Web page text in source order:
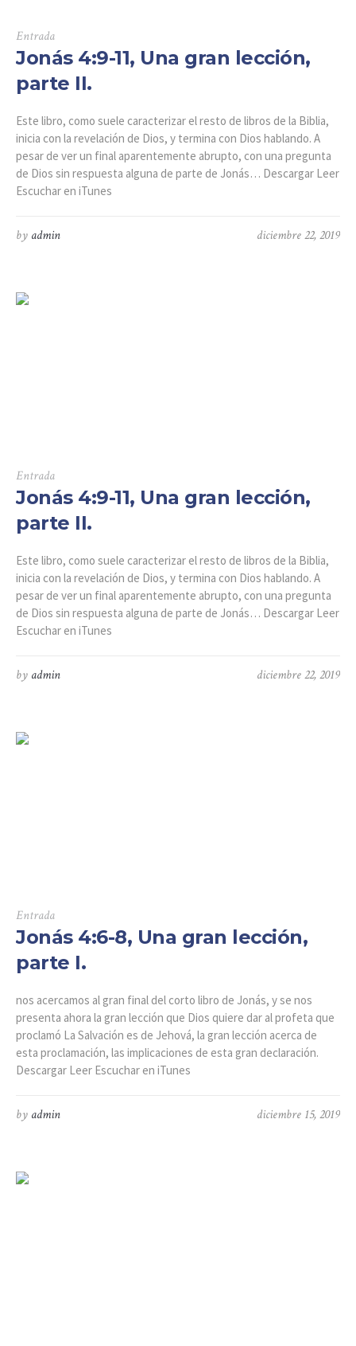
Entrada
Jonás 4:9-11, Una gran lección,
parte II.
Este libro, como suele caracterizar el resto de libros de la Biblia,
inicia con la revelación de Dios, y termina con Dios hablando. A
pesar de ver un final aparentemente abrupto, con una pregunta
de Dios sin respuesta alguna de parte de Jonás… Descargar Leer
Escuchar en iTunes
diciembre 22, 2019
by admin
Entrada
Jonás 4:9-11, Una gran lección,
parte II.
Este libro, como suele caracterizar el resto de libros de la Biblia,
inicia con la revelación de Dios, y termina con Dios hablando. A
pesar de ver un final aparentemente abrupto, con una pregunta
de Dios sin respuesta alguna de parte de Jonás… Descargar Leer
Escuchar en iTunes
diciembre 22, 2019
by admin
Entrada
Jonás 4:6-8, Una gran lección,
parte I.
nos acercamos al gran final del corto libro de Jonás, y se nos
presenta ahora la gran lección que Dios quiere dar al profeta que
proclamó La Salvación es de Jehová, la gran lección acerca de
esta proclamación, las implicaciones de esta gran declaración.
Descargar Leer Escuchar en iTunes
diciembre 15, 2019
by admin